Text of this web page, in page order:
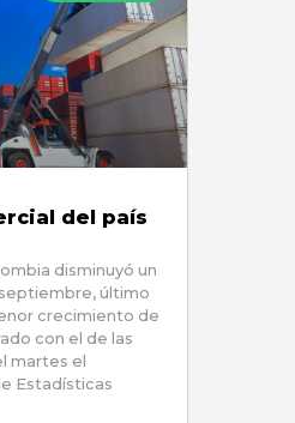
del país
disminuyó un
septiembre, último
crecimiento de
con el de las
martes el
Estadísticas